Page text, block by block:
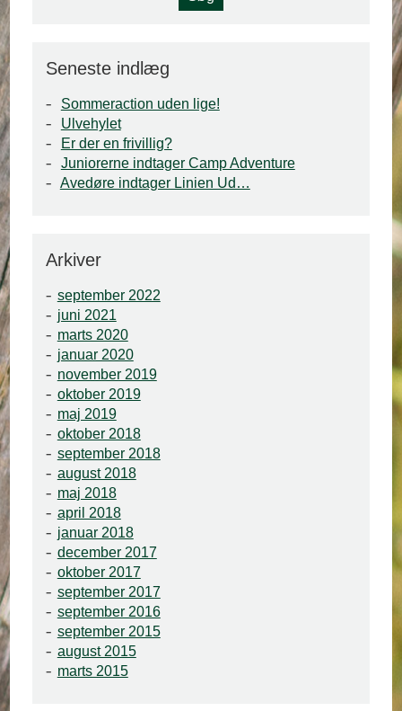
Seneste indlæg
Sommeraction uden lige!
Ulvehylet
Er der en frivillig?
Juniorerne indtager Camp Adventure
Avedøre indtager Linien Ud…
Arkiver
september 2022
juni 2021
marts 2020
januar 2020
november 2019
oktober 2019
maj 2019
oktober 2018
september 2018
august 2018
maj 2018
april 2018
januar 2018
december 2017
oktober 2017
september 2017
september 2016
september 2015
august 2015
marts 2015